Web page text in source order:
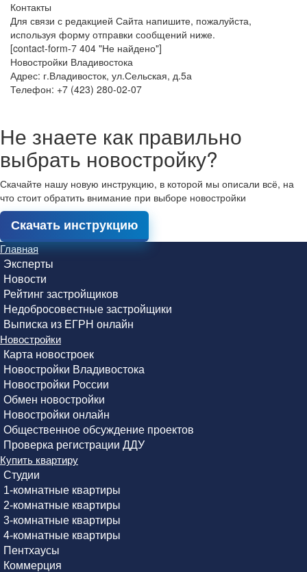
Контакты
Для связи с редакцией Сайта напишите, пожалуйста,
используя форму отправки сообщений ниже.
[contact-form-7 404 "Не найдено"]
Новостройки Владивостока
Адрес: г.Владивосток, ул.Сельская, д.5а
Телефон: +7 (423) 280-02-07
Не знаете как правильно
выбрать новостройку?
Скачайте нашу новую инструкцию, в которой мы описали всё, на
что стоит обратить внимание при выборе новостройки
Скачать инструкцию
Главная
Эксперты
Новости
Рейтинг застройщиков
Недобросовестные застройщики
Выписка из ЕГРН онлайн
Новостройки
Карта новостроек
Новостройки Владивостока
Новостройки России
Обмен новостройки
Новостройки онлайн
Общественное обсуждение проектов
Проверка регистрации ДДУ
Купить квартиру
Студии
1-комнатные квартиры
2-комнатные квартиры
3-комнатные квартиры
4-комнатные квартиры
Пентхаусы
Коммерция